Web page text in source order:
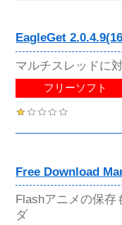
EagleGet
マルチスレッドに
フリーソフト
Free Download
Flashアニメの保存
ダ